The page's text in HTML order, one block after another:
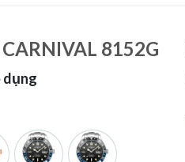
8152G
dụng